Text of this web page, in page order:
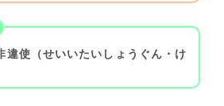
違使（せいいたいしょうぐん・け